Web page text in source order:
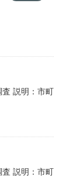
説明：市町
説明：市町